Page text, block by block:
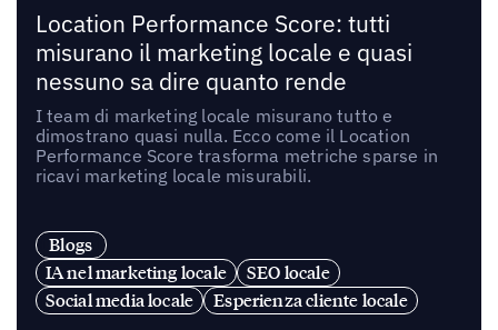
Location Performance Score: tutti
misurano il marketing locale e quasi
nessuno sa dire quanto rende
I team di marketing locale misurano tutto e
dimostrano quasi nulla. Ecco come il Location
Performance Score trasforma metriche sparse in
ricavi marketing locale misurabili.
Blogs
IA nel marketing locale
SEO locale
Social media locale
Esperienza cliente locale